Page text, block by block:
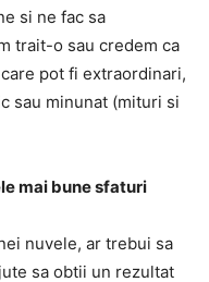
si ne fac sa
trait-o sau credem ca
pot fi extraordinari,
sau minunat (mituri si
mai bune sfaturi
nuvele, ar trebui sa
sa obtii un rezultat